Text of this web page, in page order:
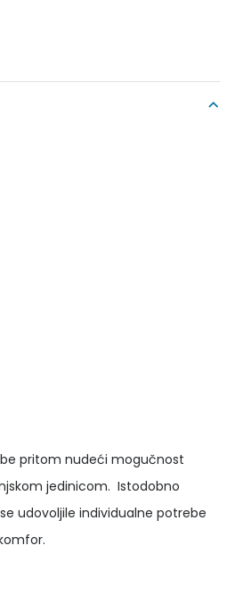
pritom nudeći mogučnost
jedinicom. Istodobno
udovoljile individualne potrebe